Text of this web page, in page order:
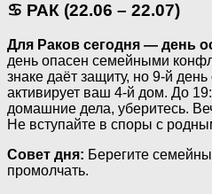
♋ РАК (22.06 – 22.07)
Для Раков сегодня — день
день опасен семейными
знаке даёт защиту, но 9-й
активирует ваш 4-й дом. До
домашние дела, уберитесь.
Не вступайте в споры с
Совет дня: Берегите
промолчать.